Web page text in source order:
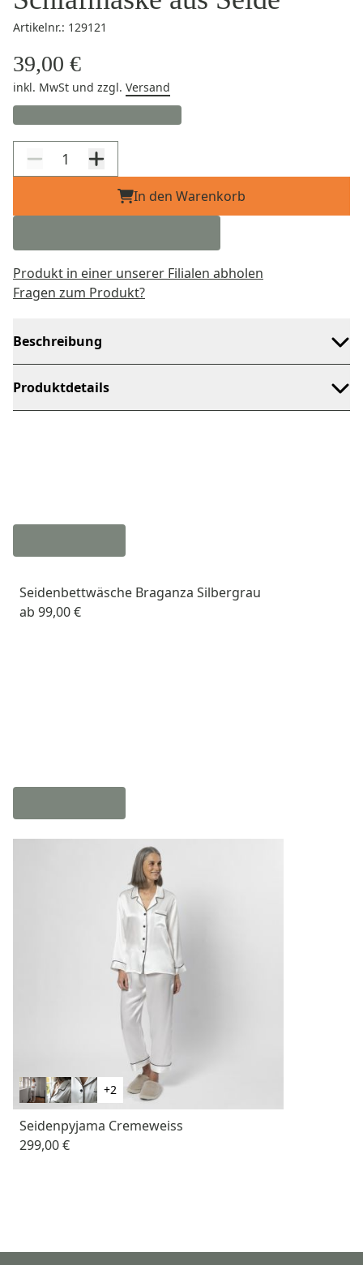
Artikelnr.: 129121
39,00 €
inkl. MwSt und zzgl. Versand
In den Warenkorb
Produkt in einer unserer Filialen abholen
Fragen zum Produkt?
Beschreibung
Produktdetails
Seidenbettwäsche Braganza Silbergrau
ab 99,00 €
+2
Seidenpyjama Cremeweiss
299,00 €